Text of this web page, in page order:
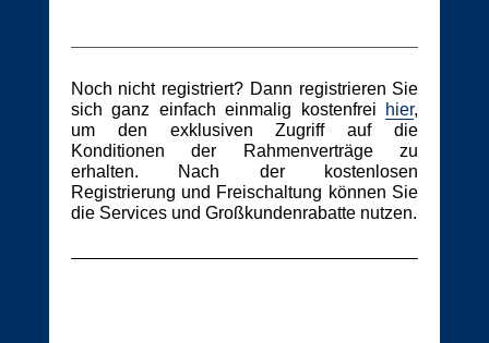
Noch nicht registriert? Dann registrieren Sie
sich ganz einfach einmalig kostenfrei
hier,
um den exklusiven Zugriff auf die
Konditionen der Rahmenverträge zu
erhalten. Nach der kostenlosen
Registrierung und Freischaltung können Sie
die Services und Großkundenrabatte nutzen.